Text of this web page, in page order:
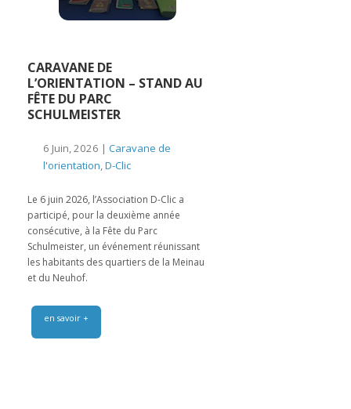
CARAVANE DE
L’ORIENTATION – STAND AU
FÊTE DU PARC
SCHULMEISTER
6 Juin, 2026 | Caravane de
l'orientation D-Clic
Le 6 juin 2026, l’Association D-Clic a
participé, pour la deuxième année
consécutive, à la Fête du Parc
Schulmeister, un événement réunissant
les habitants des quartiers de la Meinau
et du Neuhof.
en savoir +